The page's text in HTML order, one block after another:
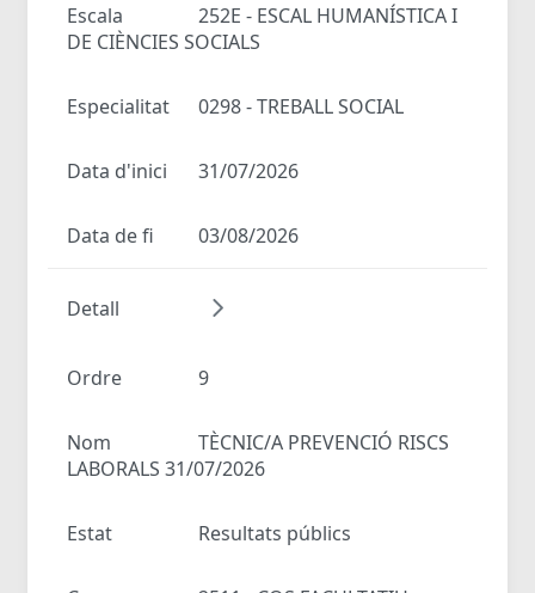
Escala
252E - ESCAL HUMANÍSTICA I
DE CIÈNCIES SOCIALS
Especialitat 0298 - TREBALL SOCIAL
Data d'inici 31/07/2026
Data de fi 03/08/2026
Detall
Ordre 9
Nom
TÈCNIC/A PREVENCIÓ RISCS
LABORALS 31/07/2026
Estat Resultats públics